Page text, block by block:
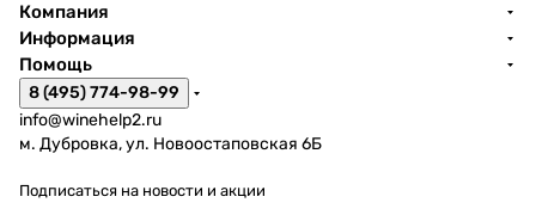
Компания
Информация
Помощь
8 (495) 774-98-99
info@winehelp2.ru
м. Дубровка, ул. Новоостаповская 6Б
Подписаться на новости и акции